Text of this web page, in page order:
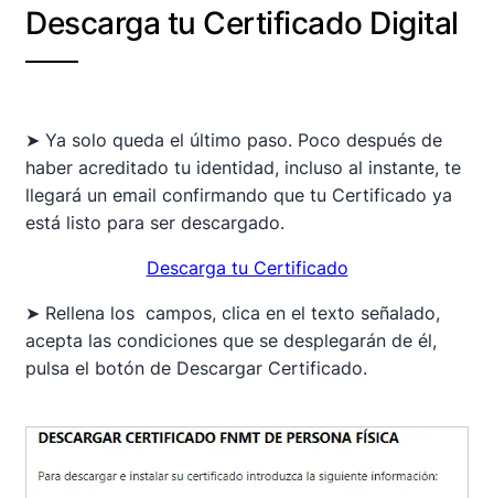
Descarga tu Certificado Digital
➤ Ya solo queda el último paso. Poco después de
haber acreditado tu identidad, incluso al instante, te
llegará un email confirmando que tu Certificado ya
está listo para ser descargado.
Descarga tu Certificado
➤ Rellena los campos, clica en el texto señalado,
acepta las condiciones que se desplegarán de él,
pulsa el botón de Descargar Certificado.